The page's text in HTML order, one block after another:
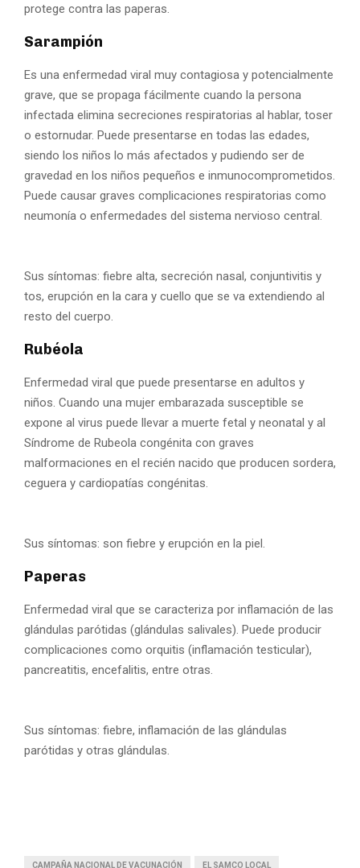
protege contra las paperas.
Sarampión
Es una enfermedad viral muy contagiosa y potencialmente
grave, que se propaga fácilmente cuando la persona
infectada elimina secreciones respiratorias al hablar, toser
o estornudar. Puede presentarse en todas las edades,
siendo los niños lo más afectados y pudiendo ser de
gravedad en los niños pequeños e inmunocomprometidos.
Puede causar graves complicaciones respiratorias como
neumonía o enfermedades del sistema nervioso central.
Sus síntomas: fiebre alta, secreción nasal, conjuntivitis y
tos, erupción en la cara y cuello que se va extendiendo al
resto del cuerpo.
Rubéola
Enfermedad viral que puede presentarse en adultos y
niños. Cuando una mujer embarazada susceptible se
expone al virus puede llevar a muerte fetal y neonatal y al
Síndrome de Rubeola congénita con graves
malformaciones en el recién nacido que producen sordera,
ceguera y cardiopatías congénitas.
Sus síntomas: son fiebre y erupción en la piel.
Paperas
Enfermedad viral que se caracteriza por inflamación de las
glándulas parótidas (glándulas salivales). Puede producir
complicaciones como orquitis (inflamación testicular),
pancreatitis, encefalitis, entre otras.
Sus síntomas: fiebre, inflamación de las glándulas
parótidas y otras glándulas.
CAMPAÑA NACIONAL DE VACUNACIÓN EL SAMCO LOCAL